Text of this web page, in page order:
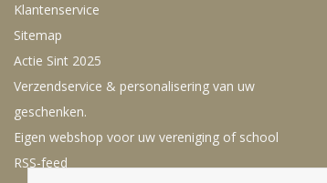
Klantenservice
Sitemap
Actie Sint 2025
Verzendservice & personalisering van uw
geschenken.
Eigen webshop voor uw vereniging of school
RSS-feed